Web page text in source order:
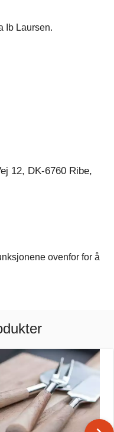
Ib Laursen.
12, DK-6760 Ribe,
ovenfor for å